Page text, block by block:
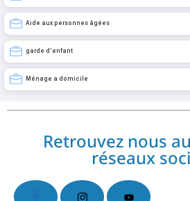
Aide aux personnes âgées
garde d’enfant
Ménage a domicile
Retrouvez nous
réseaux